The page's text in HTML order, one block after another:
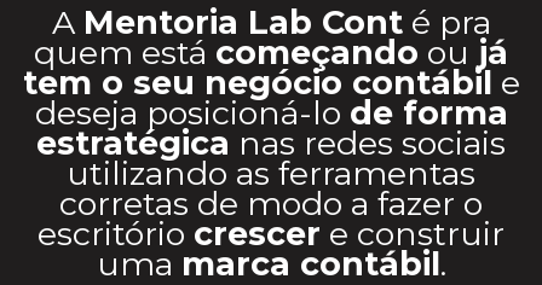
A Mentoria Lab Conté pra
quem está começando ou já
tem o seu negócio contábil e
deseja posicioná-lo de forma
estratégica nas redes sociais
utilizando as ferramentas
corretas de modo a fazer o
escritório crescer e construir
uma marca contábil.